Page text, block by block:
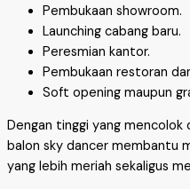
Pembukaan showroom.
Launching cabang baru.
Peresmian kantor.
Pembukaan restoran
Soft opening maupun
Dengan tinggi yang mencolok
balon sky dancer membantu
yang lebih meriah sekaligus